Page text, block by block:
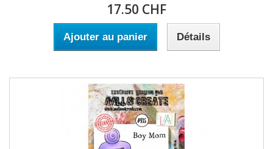
17.50 CHF
Ajouter au panier Détails